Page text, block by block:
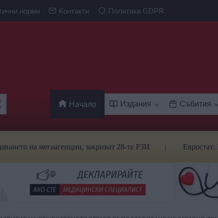
норми Контакти Политика GDPR
Начало Издания Събития
мегаагенции, закриват 28-те РЗИ Евростат: